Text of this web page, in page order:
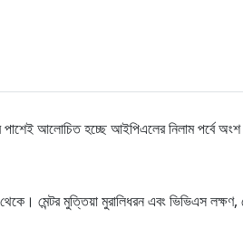
আলোচিত হচ্ছে আইপিএলের নিলাম পর্বে
মেন্টর মুত্তিয়া মুরালিধরন এবং ভিভিএস লক্ষণ,